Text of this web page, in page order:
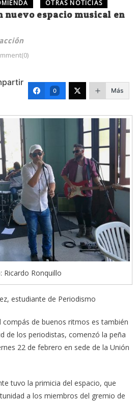
OTRAS NOTICIAS
nuevo espacio musical en
0 Más
Ricardo Ronquillo
estudiante de Periodismo
de buenos ritmos es también
de los periodistas, comenzó la peña
22 de febrero en sede de la Unión
tuvo la primicia del espacio, que
a los miembros del gremio de